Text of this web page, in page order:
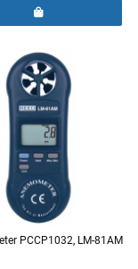
PCCP1032, LM-81AM